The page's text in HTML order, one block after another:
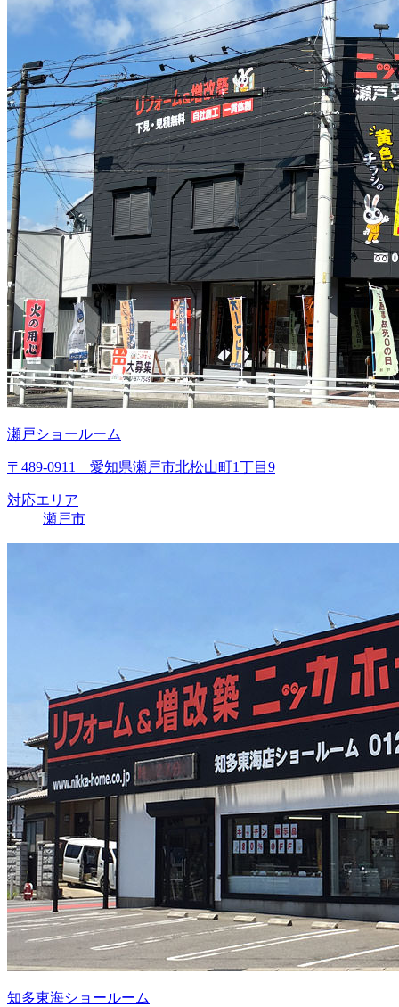
瀬戸ショールーム
〒489-0911 愛知県瀬戸市北松山町1丁目9
対応エリア
瀬戸市
知多東海ショールーム